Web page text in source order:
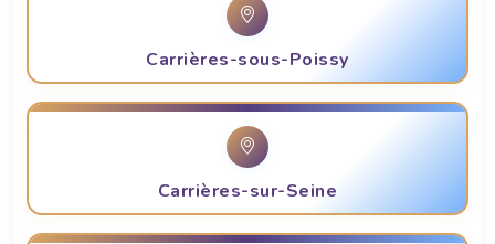
Carrières-sous-Poissy
Carrières-sur-Seine